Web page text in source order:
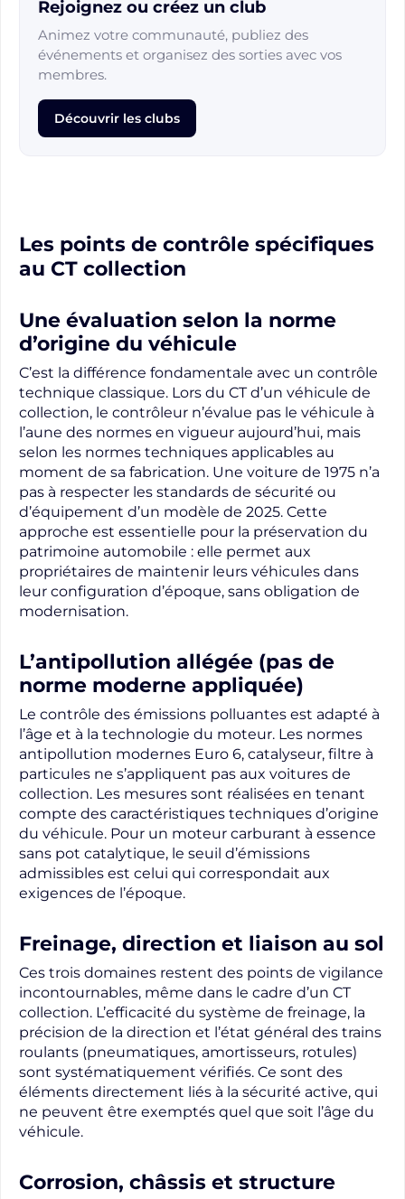
Rejoignez ou créez un club
Animez votre communauté, publiez des
événements et organisez des sorties avec vos
membres.
Découvrir les clubs
Les points de contrôle spécifiques
au CT collection
Une évaluation selon la norme
d’origine du véhicule
C’est la différence fondamentale avec un contrôle
technique classique. Lors du CT d’un véhicule de
collection, le contrôleur n’évalue pas le véhicule à
l’aune des normes en vigueur aujourd’hui, mais
selon les normes techniques applicables au
moment de sa fabrication. Une voiture de 1975 n’a
pas à respecter les standards de sécurité ou
d’équipement d’un modèle de 2025. Cette
approche est essentielle pour la préservation du
patrimoine automobile : elle permet aux
propriétaires de maintenir leurs véhicules dans
leur configuration d’époque, sans obligation de
modernisation.
L’antipollution allégée (pas de
norme moderne appliquée)
Le contrôle des émissions polluantes est adapté à
l’âge et à la technologie du moteur. Les normes
antipollution modernes Euro 6, catalyseur, filtre à
particules ne s’appliquent pas aux voitures de
collection. Les mesures sont réalisées en tenant
compte des caractéristiques techniques d’origine
du véhicule. Pour un moteur carburant à essence
sans pot catalytique, le seuil d’émissions
admissibles est celui qui correspondait aux
exigences de l’époque.
Freinage, direction et liaison au sol
Ces trois domaines restent des points de vigilance
incontournables, même dans le cadre d’un CT
collection. L’efficacité du système de freinage, la
précision de la direction et l’état général des trains
roulants (pneumatiques, amortisseurs, rotules)
sont systématiquement vérifiés. Ce sont des
éléments directement liés à la sécurité active, qui
ne peuvent être exemptés quel que soit l’âge du
véhicule.
Corrosion, châssis et structure